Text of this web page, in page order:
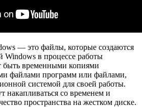
— это файлы, которые создаются
Windows в процессе работы
быть временными копиями
файлами программ или файлами,
системой для своей работы.
со временем и
пространства на жестком диске.